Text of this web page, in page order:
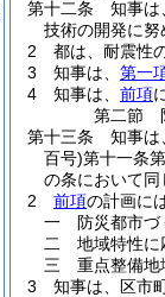
第十二条
知事は
技術の開発に努
2
都は、耐震性
3
知事は、 第一
4
知事は、 前項
第二節
第十三条
知事は
百号)第十一条
の条において同
2
前項の計画に
一
防災都市
二
地域特性に
三
重点整備地
3
知事は、区市